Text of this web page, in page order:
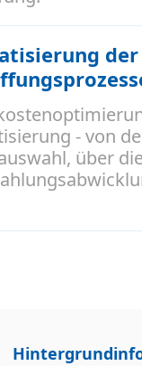
der
- von
über